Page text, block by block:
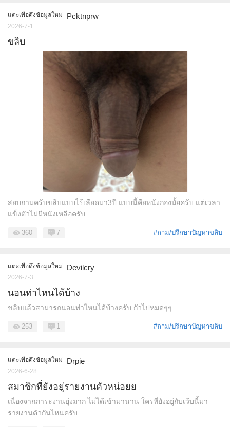
แตะเพื่อดึงข้อมูลใหม่ Pcktnprw
2026-7-1
ขลิบ
สอบถามครับขลิบแบบไร้เลือดมา3ปี แบบนี้คือหนังกองมั้ยครับ แต่เวลา
แข็งตัวไม่มีหนังเหลือครับ
#ถาม/ปรึกษาปัญหาขลิบ
360 7
แตะเพื่อดึงข้อมูลใหม่ Devilcry
2026-7-3
นอนท่าไหนได้บ้าง
ขลิบแล้วสามารถนอนท่าไหนได้บ้างครับ กัวไปหมดๆๆ
#ถาม/ปรึกษาปัญหาขลิบ
253 1
แตะเพื่อดึงข้อมูลใหม่ Drpie
2026-6-28
สมาชิกที่ยังอยู่รายงานตัวหน่อยย
เนื่องจากภาระงานยุ่งมาก ไม่ได้เข้ามานาน ใครที่ยังอยู่กับเว้บนี้มา
รายงานตัวกันไหนครับ